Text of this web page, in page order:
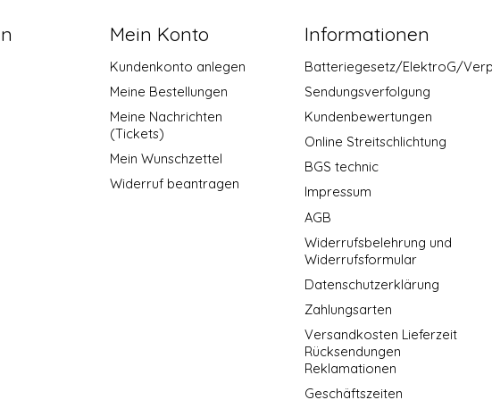
Mein Konto
Kundenkonto anlegen
Meine Bestellungen
Meine Nachrichten
(Tickets)
Mein Wunschzettel
Widerruf beantragen
Informationen
Batteriegesetz/ElektroG/
Sendungsverfolgung
Kundenbewertungen
Online Streitschlichtung
BGS technic
Impressum
AGB
Widerrufsbelehrung und
Widerrufsformular
Datenschutzerklärung
Zahlungsarten
Versandkosten Lieferzeit
Rücksendungen
Reklamationen
Geschäftszeiten